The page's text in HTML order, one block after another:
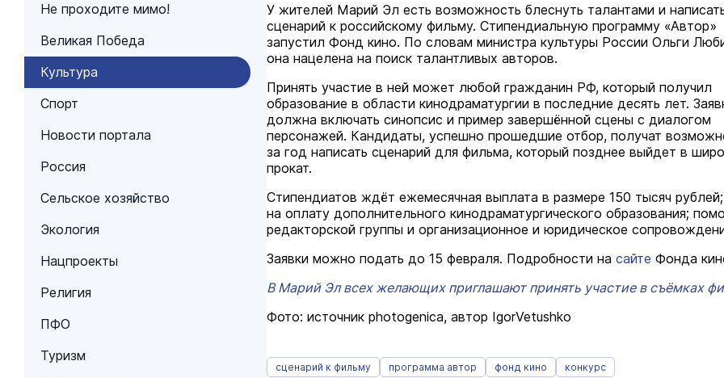
Не проходите мимо!
Великая Победа
Культура
Спорт
Новости портала
Россия
Сельское хозяйство
Экология
Нацпроекты
Религия
ПФО
Туризм
У жителей Марий Эл есть возможность блеснуть талантами и
сценарий к российскому фильму. Стипендиальную программу «Автор»
запустил Фонд кино. По словам министра культуры России Ольги
она нацелена на поиск талантливых авторов.
Принять участие в ней может любой гражданин РФ, который получил
образование в области кинодраматургии в последние десять лет.
должна включать синопсис и пример завершённой сцены с диалогом
персонажей. Кандидаты, успешно прошедшие отбор, получат
за год написать сценарий для фильма, который позднее выйдет в
прокат.
Стипендиатов ждёт ежемесячная выплата в размере 150 тысяч
на оплату дополнительного кинодраматургического образования;
редакторской группы и организационное и юридическое
Заявки можно подать до 15 февраля. Подробности на сайте Фонда
В Марий Эл всех желающих приглашают принять участие в съёмках
Фото: источник photogenica, автор IgorVetushko
сценарий к фильму программа автор фонд кино конкурс